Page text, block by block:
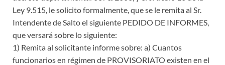
Ley 9.515, le solicito formalmente, que se le remita al Sr.
Intendente de Salto el siguiente PEDIDO DE INFORMES,
que versará sobre lo siguiente:
1) Remita al solicitante informe sobre: a) Cuantos
funcionarios en régimen de PROVISORIATO existen en el